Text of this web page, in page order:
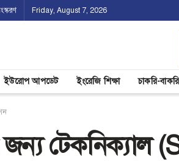
Friday, August 7, 2026
ইউরোপ আপডেট ইংরেজি শিক্ষা চাকরি-বাকরি
টেকনিক্যাল